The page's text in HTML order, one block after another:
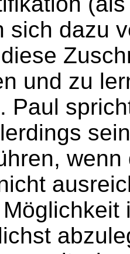
sich dazu
und zu
Paul